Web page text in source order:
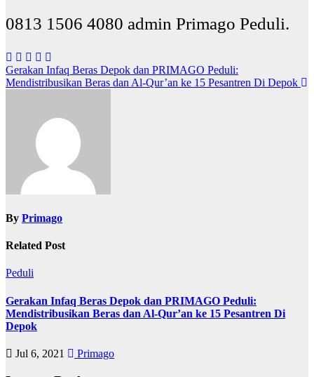
0813 1506 4080 admin Primago Peduli.
Post
navigation
Gerakan Infaq Beras Depok dan PRIMAGO Peduli:
Mendistribusikan Beras dan Al-Qur’an ke 15 Pesantren Di Depok
By Primago
Related Post
Peduli
Gerakan Infaq Beras Depok dan PRIMAGO Peduli:
Mendistribusikan Beras dan Al-Qur’an ke 15 Pesantren Di
Depok
Jul 6, 2021 Primago